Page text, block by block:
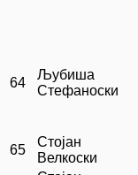
64
Љубиша
Стефаноски
65
Стојан
Велкоски